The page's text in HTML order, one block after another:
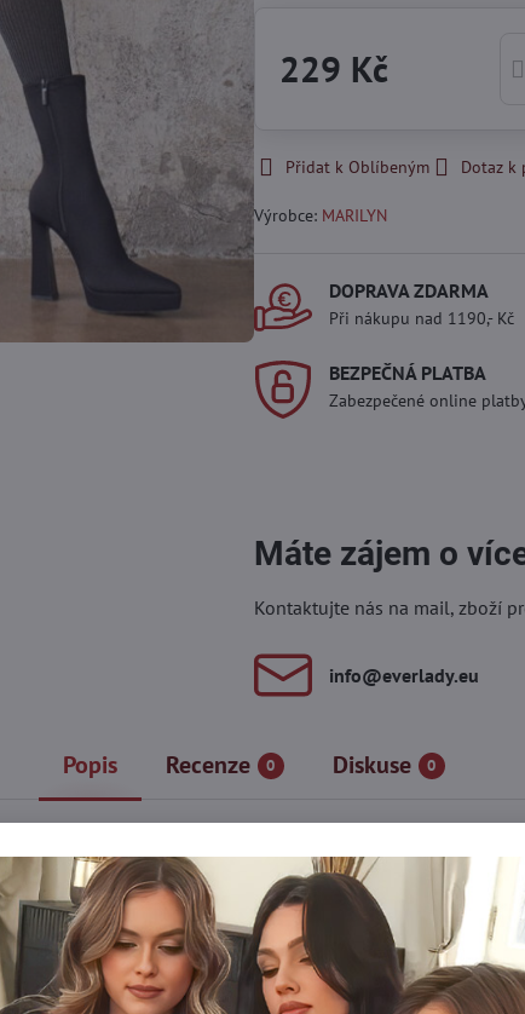
229 Kč
Přidat k Oblíbeným Dotaz k
Výrobce: MARILYN
DOPRAVA ZDARMA
Při nákupu nad 1190,- Kč
BEZPEČNÁ PLATBA
Zabezpečené online
Máte zájem o
Kontaktujte nás na mail, zboží
info​@everlady​.eu
Popis Recenze 0 Diskuse 0
B07. Punčochové kalhoty Zazu B07 dokonale napodobují
kalhotková část 20 den zaručí pohodlí a lehkost, zatímco
příležitosti.
pas, neviditelné zpevnění prstů.